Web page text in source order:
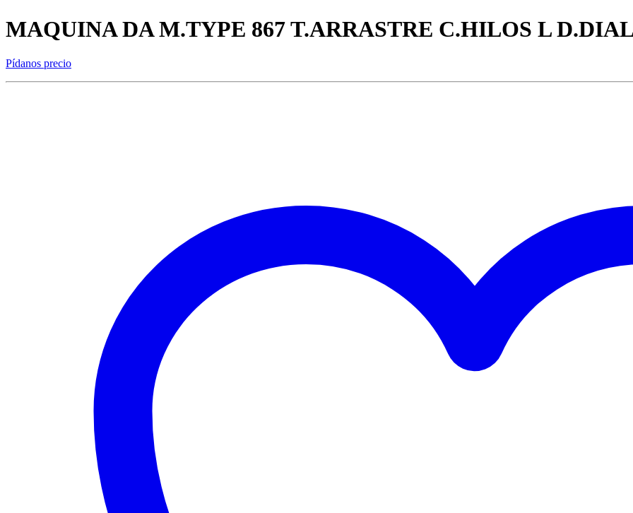
MAQUINA DA M.TYPE 867 T.ARRASTRE C.HILOS L
Pídanos precio